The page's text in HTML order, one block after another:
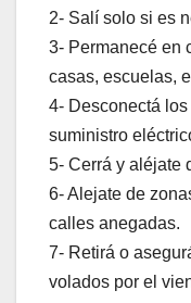
2- Salí solo si es
3- Permanecé en
casas, escuelas,
4- Desconectá
suministro
5- Cerrá y aléjate
6- Alejate de
calles anegadas.
7- Retirá o
volados por el